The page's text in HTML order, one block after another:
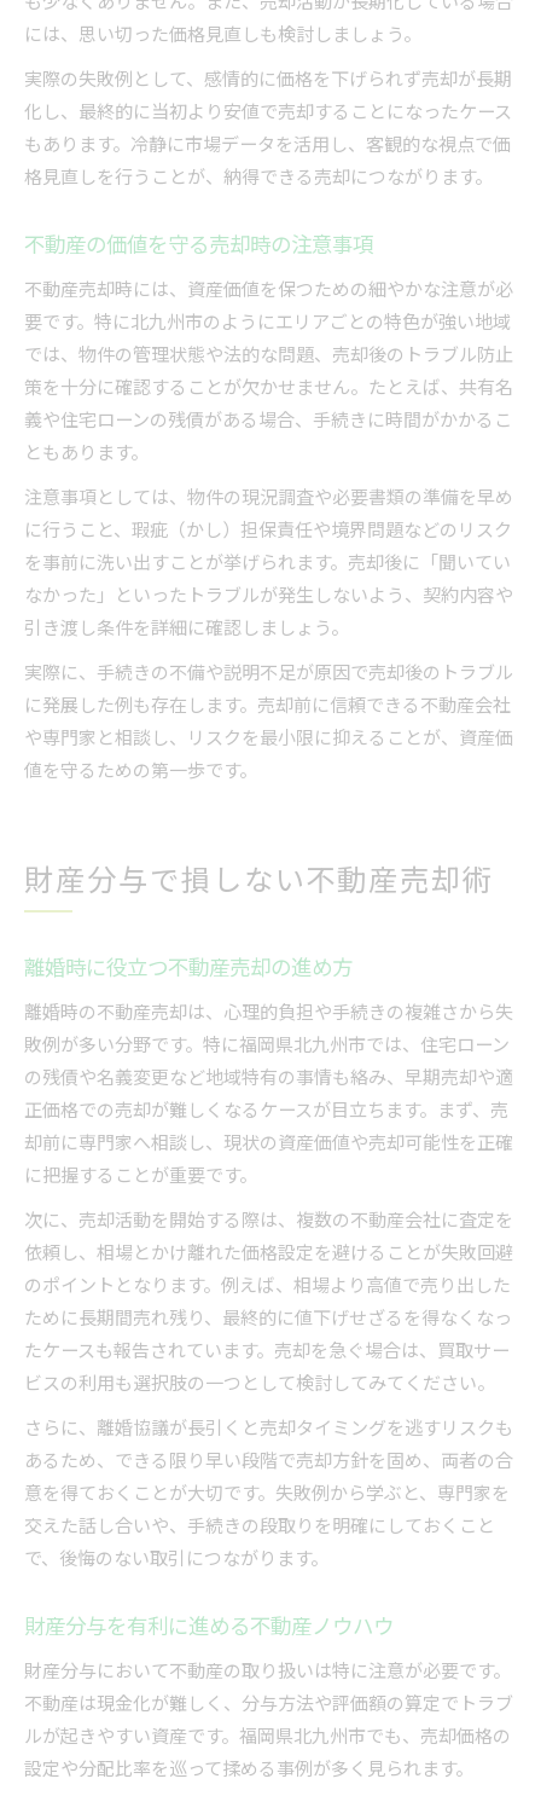
には、思い切った価格見直しも検討しましょう。
実際の失敗例として、感情的に価格を下げられず売却が長期
化し、最終的に当初より安値で売却することになったケース
もあります。冷静に市場データを活用し、客観的な視点で価
格見直しを行うことが、納得できる売却につながります。
不動産の価値を守る売却時の注意事項
不動産売却時には、資産価値を保つための細やかな注意が必
要です。特に北九州市のようにエリアごとの特色が強い地域
では、物件の管理状態や法的な問題、売却後のトラブル防止
策を十分に確認することが欠かせません。たとえば、共有名
義や住宅ローンの残債がある場合、手続きに時間がかかるこ
ともあります。
注意事項としては、物件の現況調査や必要書類の準備を早め
に行うこと、瑕疵（かし）担保責任や境界問題などのリスク
を事前に洗い出すことが挙げられます。売却後に「聞いてい
なかった」といったトラブルが発生しないよう、契約内容や
引き渡し条件を詳細に確認しましょう。
実際に、手続きの不備や説明不足が原因で売却後のトラブル
に発展した例も存在します。売却前に信頼できる不動産会社
や専門家と相談し、リスクを最小限に抑えることが、資産価
値を守るための第一歩です。
財産分与で損しない不動産売却術
離婚時に役立つ不動産売却の進め方
離婚時の不動産売却は、心理的負担や手続きの複雑さから失
敗例が多い分野です。特に福岡県北九州市では、住宅ローン
の残債や名義変更など地域特有の事情も絡み、早期売却や適
正価格での売却が難しくなるケースが目立ちます。まず、売
却前に専門家へ相談し、現状の資産価値や売却可能性を正確
に把握することが重要です。
次に、売却活動を開始する際は、複数の不動産会社に査定を
依頼し、相場とかけ離れた価格設定を避けることが失敗回避
のポイントとなります。例えば、相場より高値で売り出した
ために長期間売れ残り、最終的に値下げせざるを得なくなっ
たケースも報告されています。売却を急ぐ場合は、買取サー
ビスの利用も選択肢の一つとして検討してみてください。
さらに、離婚協議が長引くと売却タイミングを逃すリスクも
あるため、できる限り早い段階で売却方針を固め、両者の合
意を得ておくことが大切です。失敗例から学ぶと、専門家を
交えた話し合いや、手続きの段取りを明確にしておくこと
で、後悔のない取引につながります。
財産分与を有利に進める不動産ノウハウ
財産分与において不動産の取り扱いは特に注意が必要です。
不動産は現金化が難しく、分与方法や評価額の算定でトラブ
ルが起きやすい資産です。福岡県北九州市でも、売却価格の
設定や分配比率を巡って揉める事例が多く見られます。